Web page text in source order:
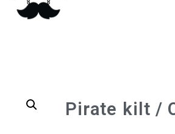
Pirate kilt /